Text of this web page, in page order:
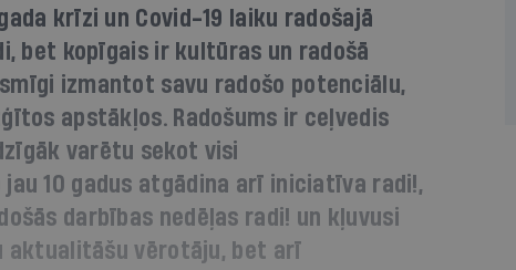
krīzi un Covid-19 laiku radošajā
bet kopīgais ir kultūras un radošā
izmantot savu radošo potenciālu,
apstākļos. Radošums ir ceļvedis
varētu sekot visi
10 gadus atgādina arī iniciatīva radi!,
darbības nedēļas radi! un kļuvusi
aktualitāšu vērotāju, bet arī